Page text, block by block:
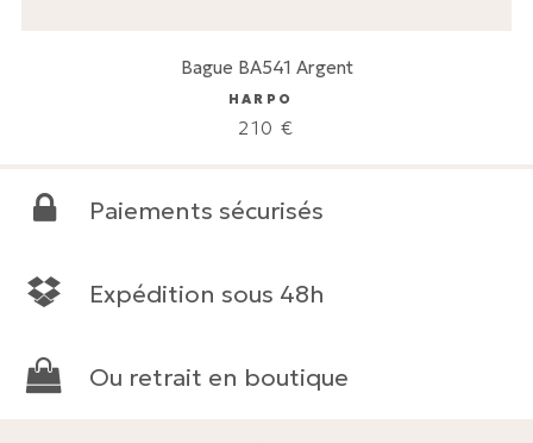
Bague BA541 Argent
HARPO
210€
Paiements sécurisés
Expédition sous 48h
Ou retrait en boutique